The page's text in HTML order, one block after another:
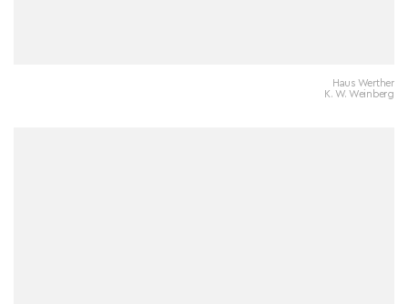
Haus Werther
K. W. Weinberg